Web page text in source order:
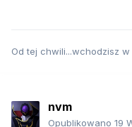
Od tej chwili...wchodzisz w
nvm
Opublikowano 19